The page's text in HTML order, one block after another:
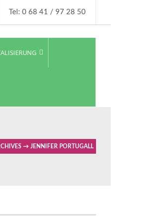
Tel: 0 68 41 / 97 28 50
→ JENNIFER PORTUGALL